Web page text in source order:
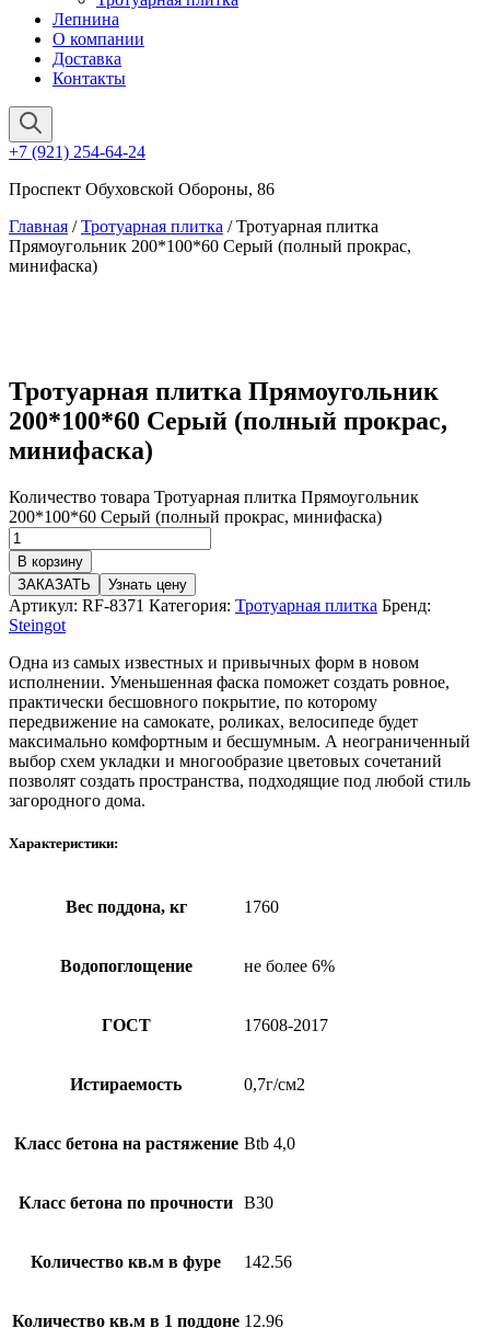
Лепнина
О компании
Доставка
Контакты
+7 (921) 254-64-24
Проспект Обуховской Обороны, 86
Главная /Тротуарная плитка / Тротуарная плитка
Прямоугольник 200*100*60 Серый (полный прокрас,
минифаска)
Тротуарная плитка Прямоугольник
200*100*60 Серый (полный прокрас,
минифаска)
Количество товара Тротуарная плитка Прямоугольник
200*100*60 Серый (полный прокрас, минифаска)
В корзину
ЗАКАЗАТЬ
Узнать цену
Артикул: RF-8371 Категория: Тротуарная плитка Бренд:
Steingot
Одна из самых известных и привычных форм в новом
исполнении. Уменьшенная фаска поможет создать ровное,
практически бесшовного покрытие, по которому
передвижение на самокате, роликах, велосипеде будет
максимально комфортным и бесшумным. А неограниченный
выбор схем укладки и многообразие цветовых сочетаний
позволят создать пространства, подходящие под любой стиль
загородного дома.
Характеристики:
Вес поддона, кг 1760
Водопоглощение не более 6%
ГОСТ 17608-2017
Истираемость 0,7г/см2
Класс бетона на растяжение Btb 4,0
Класс бетона по прочности B30
Количество кв.м в фуре 142.56
Количество кв.м в 1 поддоне 12.96